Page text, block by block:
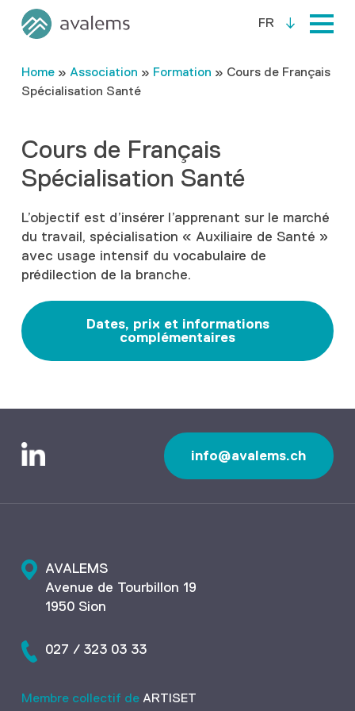
FR
Home» Association » Formation » Cours de Français
Spécialisation Santé
Cours de Français
Spécialisation Santé
L’objectif est d’insérer l’apprenant sur le marché
du travail, spécialisation « Auxiliaire de Santé »
avec usage intensif du vocabulaire de
prédilection de la branche.
Dates, prix et informations
complémentaires
info@avalems.ch
AVALEMS
Avenue de Tourbillon 19
1950 Sion
027 / 323 03 33
Membre collectif deARTISET